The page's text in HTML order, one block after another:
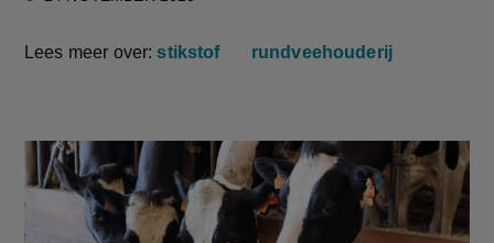
Lees meer over:stikstof rundveehouderij